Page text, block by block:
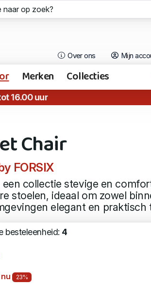
Over ons Mijn
Merken Collecties
16.00 uur
Chair
FORSIX
een collectie stevige en
stoelen, ideaal om zowel
elegant en praktisch
besteleenheid: 4
nu 23%